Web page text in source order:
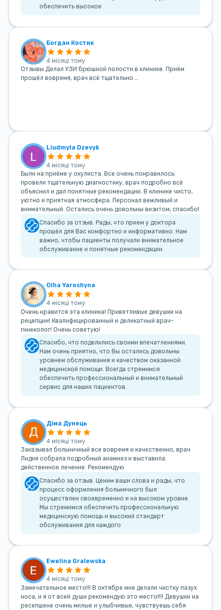
обеспечить высокое
Богдан Костик
4 місяці тому
Отзывы Делал УЗИ брюшной полости в клинике. Приём
прошёл вовремя, врач всё тщательно …
Liudmyla Dzevyk
4 місяці тому
Были на приёме у окулиста. Все очень понравилось:
провели тщательную диагностику, врач подробно всё
объяснил и дал понятные рекомендации. В клинике чисто,
уютно и приятная атмосфера. Персонал вежливый и
внимательный. Остались очень довольны визитом, спасибо!
Спасибо за отзыв. Рады, что прием у доктора
прошёл для Вас комфортно и информативно. Нам
важно, чтобы пациенты получали внимательное
обслуживание и понятные рекомендации.
Olha Yaroshyna
4 місяці тому
Очень нравится эта клиника! Приветливые девушки на
рецепции! Квалифицированный и деликатный врач-
гинеколог! Очень советую!
Спасибо, что поделились своими впечатлениями.
Нам очень приятно, что Вы остались довольны
уровнем обслуживания и качеством оказанной
медицинской помощи. Всегда стремимся
обеспечить профессиональный и внимательный
сервис для наших пациентов.
Діма Дунець
4 місяці тому
Заказывал больничный все вовремя и качественно, врач
Лидия собрала подробный анамнез и выставила
действенное лечение. Рекомендую
Спасибо за отзыв. Ценим ваши слова и рады, что
процесс оформления больничного был
осуществлен своевременно и на высоком уровне.
Мы стремимся обеспечить профессиональную
медицинскую помощь и высокий стандарт
обслуживания для каждого
Ewelina Gralewska
4 місяці тому
Замечательное место!!! В октябре мне делали чистку пазух
носа, и я от всей души рекомендую это место!!!! Девушки на
ресепшене очень милые и улыбчивые, чувствуешь себя